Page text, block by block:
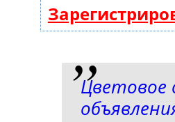
Цветовое